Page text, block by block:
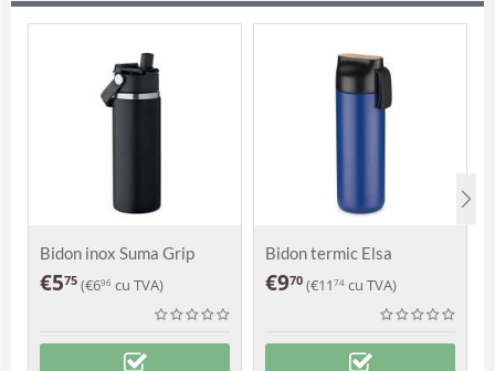
Bidon inox Suma Grip
€575 (€696 cu TVA)
Bidon termic Elsa
€970 (€11 74 cu TVA)